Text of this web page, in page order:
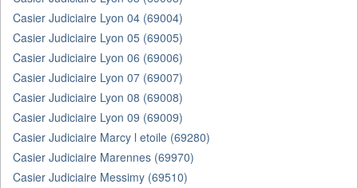
Casier Judiciaire Lyon 04 (69004)
Casier Judiciaire Lyon 05 (69005)
Casier Judiciaire Lyon 06 (69006)
Casier Judiciaire Lyon 07 (69007)
Casier Judiciaire Lyon 08 (69008)
Casier Judiciaire Lyon 09 (69009)
Casier Judiciaire Marcy l etoile (69280)
Casier Judiciaire Marennes (69970)
Casier Judiciaire Messimy (69510)